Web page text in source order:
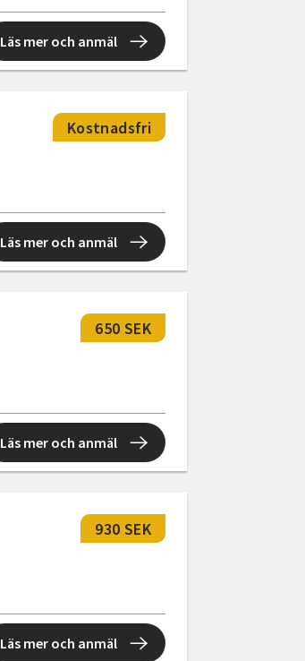
Läs mer och anmäl
Kostnadsfri
Läs mer och anmäl
650 SEK
Läs mer och anmäl
930 SEK
Läs mer och anmäl